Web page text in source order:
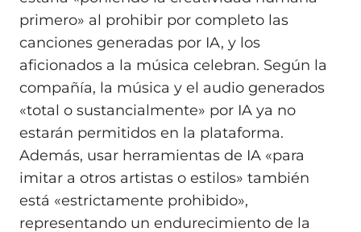
primero» al prohibir por completo las
canciones generadas por IA, y los
aficionados a la música celebran. Según la
compañía, la música y el audio generados
«total o sustancialmente» por IA ya no
estarán permitidos en la plataforma.
Además, usar herramientas de IA «para
imitar a otros artistas o estilos» también
está «estrictamente prohibido»,
representando un endurecimiento de la